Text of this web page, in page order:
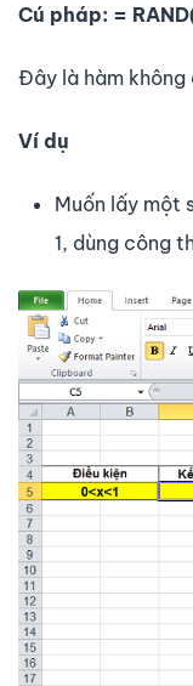
Cú pháp: =
Đây là hàm không
Ví dụ
Muốn lấy một
1, dùng công